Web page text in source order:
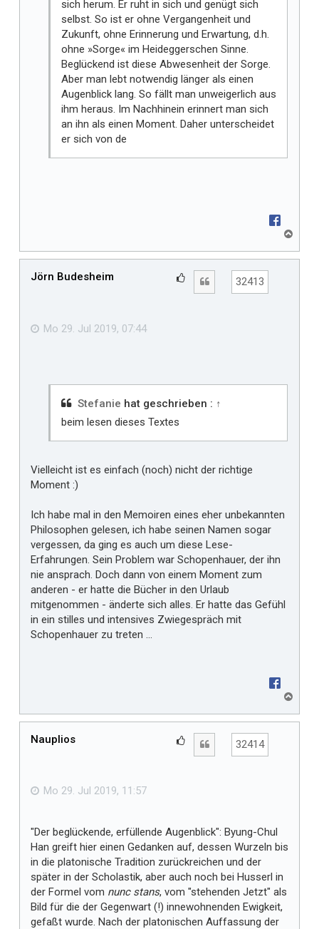
sich herum. Er ruht in sich und genügt sich
selbst. So ist er ohne Vergangenheit und
Zukunft, ohne Erinnerung und Erwartung, d.h.
ohne »Sorge« im Heideggerschen Sinne.
Beglückend ist diese Abwesenheit der Sorge.
Aber man lebt notwendig länger als einen
Augenblick lang. So fällt man unweigerlich aus
ihm heraus. Im Nachhinein erinnert man sich
an ihn als einen Moment. Daher unterscheidet
er sich von de
c
Jörn Budesheim
m
i
32413
Mo 29. Jul 2019, 07:44
Stefanie hat geschrieben : ↑
beim lesen dieses Textes
Vielleicht ist es einfach (noch) nicht der richtige
Moment :)
Ich habe mal in den Memoiren eines eher unbekannten
Philosophen gelesen, ich habe seinen Namen sogar
vergessen, da ging es auch um diese Lese-
Erfahrungen. Sein Problem war Schopenhauer, der ihn
nie ansprach. Doch dann von einem Moment zum
anderen - er hatte die Bücher in den Urlaub
mitgenommen - änderte sich alles. Er hatte das Gefühl
in ein stilles und intensives Zwiegespräch mit
Schopenhauer zu treten ...
c
Nauplios
t
m
i
r
32414
Mo 29. Jul 2019, 11:57
"Der beglückende, erfüllende Augenblick": Byung-Chul
Han greift hier einen Gedanken auf, dessen Wurzeln bis
in die platonische Tradition zurückreichen und der
später in der Scholastik, aber auch noch bei Husserl in
der Formel vom nunc stans, vom "stehenden Jetzt" als
Bild für die der Gegenwart (!) innewohnenden Ewigkeit,
gefaßt wurde. Nach der platonischen Auffassung der